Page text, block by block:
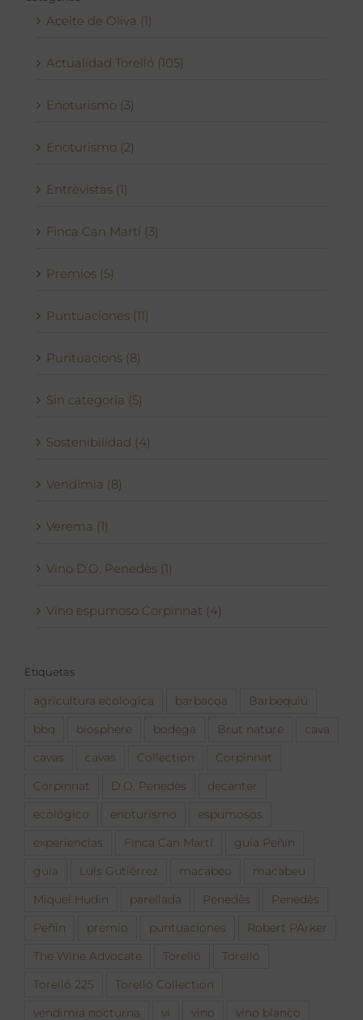
Aceite de Oliva (1)
Actualidad Torelló (105)
Enoturismo (3)
Enoturismo (2)
Entrevistas (1)
Finca Can Martí (3)
Premios (5)
Puntuaciones (11)
Puntuacions (8)
Sin categoría (5)
Sostenibilidad (4)
Vendímia (8)
Verema (1)
Vino D.O. Penedès (1)
Vino espumoso Corpinnat (4)
Etiquetas
agricultura ecològica barbacoa Barbequiú
bbq biosphere bodega Brut nature cava
cavas cavas Collection Corpinnat
Corpinnat D.O. Penedès decanter
ecológico enoturismo espumosos
experiencias Finca Can Martí guia Peñín
guía Luís Gutiérrez macabeo macabeu
Miquel Hudin parellada Penedès Penedès
Peñín premio puntuaciones Robert PArker
The Wine Advocate Torelló Torelló
Torelló 225 Torelló Collection
vendimia nocturna vi vino vino blanco